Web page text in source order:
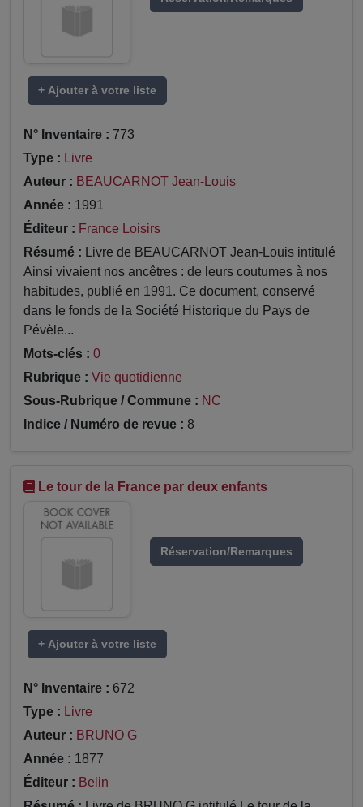
+ Ajouter à votre liste
N° Inventaire : 773
Type : Livre
Auteur : BEAUCARNOT Jean-Louis
Année : 1991
Éditeur : France Loisirs
Résumé : Livre de BEAUCARNOT Jean-Louis intitulé
Ainsi vivaient nos ancêtres : de leurs coutumes à nos
habitudes, publié en 1991. Ce document, conservé
dans le fonds de la Société Historique du Pays de
Pévèle...
Mots-clés : 0
Rubrique : Vie quotidienne
Sous-Rubrique / Commune : NC
Indice / Numéro de revue : 8
Le tour de la France par deux enfants
Réservation/Remarques
+ Ajouter à votre liste
N° Inventaire : 672
Type : Livre
Auteur : BRUNO G
Année : 1877
Éditeur : Belin